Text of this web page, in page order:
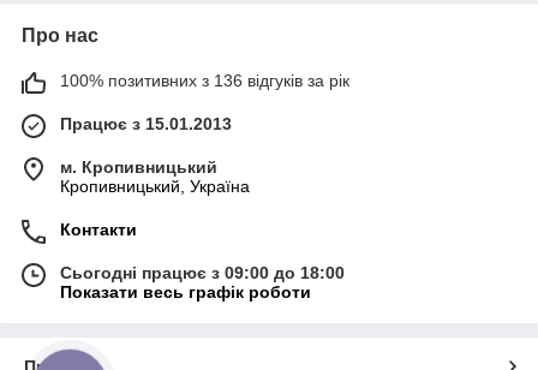
Про нас
100% позитивних з 136 відгуків за рік
Працює з 15.01.2013
м. Кропивницький
Кропивницький, Україна
Контакти
Сьогодні працює з 09:00 до 18:00
Показати весь графік роботи